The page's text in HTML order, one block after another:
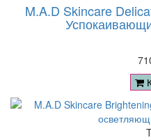
M.A.D Skincare